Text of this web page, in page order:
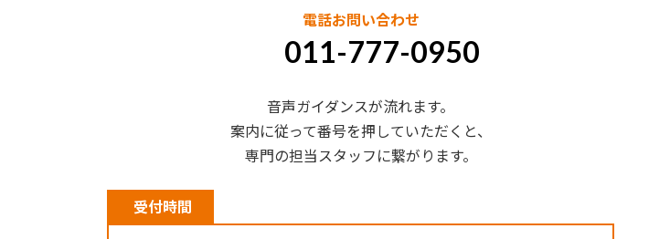
電話お問い合わせ
011-777-0950
音声ガイダンスが流れます。
案内に従って番号を押していただくと、
専門の担当スタッフに繋がります。
受付時間